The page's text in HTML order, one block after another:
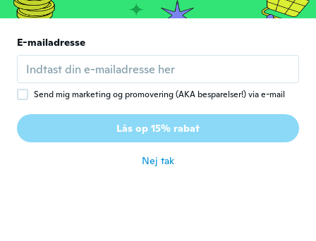
ELIZABETH
Não gostei nada não é ven como se vê na
imagem
for ca. 2 år siden
Tammy
Tilmeldt 2023 · 2 anmeldelser
E-mailadresse
Send mig marketing og promovering (AKA besparelser!) via e-mail
Lås op 15% rabat
Nej tak